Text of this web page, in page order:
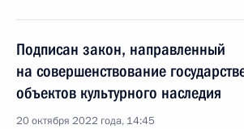
Подписан закон, направленный
на совершенствование
объектов культурного наследия
20 октября 2022 года, 14:45